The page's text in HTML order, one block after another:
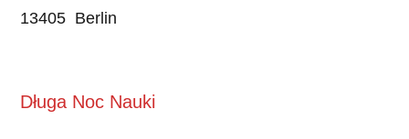
13405 Berlin
Długa Noc Nauki